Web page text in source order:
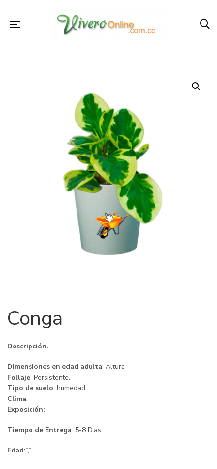
Conga
Descripción.
Dimensiones en edad adulta: Altura
Follaje: Persistente.
Tipo de suelo: humedad.
Clima:
Exposición:
Tiempo de Entrega: 5-8 Dias.
Edad:“,”